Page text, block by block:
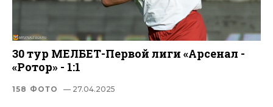
30 тур МЕЛБЕТ-Первой лиги «Арсенал -
«Ротор» - 1:1
158 ФОТО — 27.04.2025